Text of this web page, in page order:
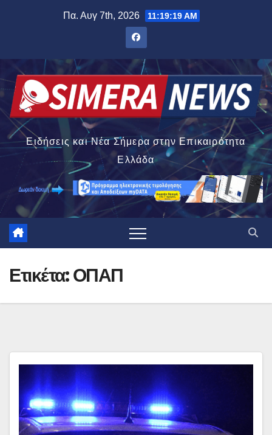
Πα. Αυγ 7th, 2026 11:19:19 AM
Ειδήσεις και Νέα Σήμερα στην Επικαιρότητα
Ελλάδα
Ετικέτα:ΟΠΑΠ